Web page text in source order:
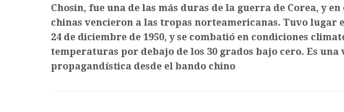
Chosin, fue una de las más duras de la guerra de Corea, y
chinas vencieron a las tropas norteamericanas. Tuvo lugar
24 de diciembre de 1950, y se combatió en condiciones
temperaturas por debajo de los 30 grados bajo cero. Es una
propagandística desde el bando chino